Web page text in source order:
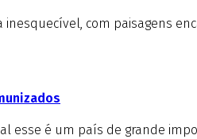
com paisagens
esse é um país de grande